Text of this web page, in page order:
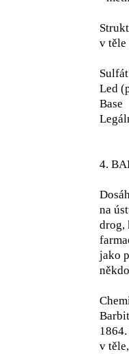
v těle
Led
Base
4.
na
drog,
jako
v